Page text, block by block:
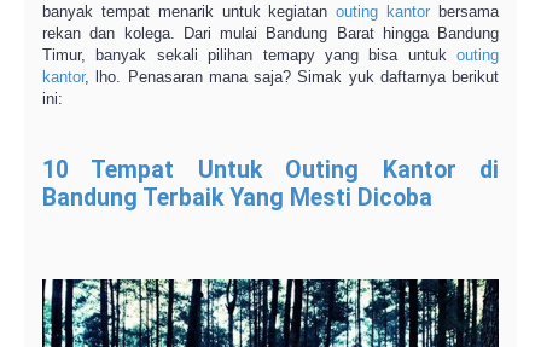
banyak tempat menarik untuk kegiatanouting kantor bersama
rekan dan kolega. Dari mulai Bandung Barat hingga Bandung
Timur, banyak sekali pilihan temapy yang bisa untuk outing
kantor, lho. Penasaran mana saja? Simak yuk daftarnya berikut
ini:
10 Tempat Untuk Outing Kantor di
Bandung Terbaik Yang Mesti Dicoba